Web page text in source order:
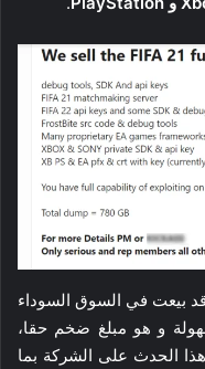
بيعت في السوق السوداء
و هو مبلغ ضخم حقا،
الحدث على الشركة بما